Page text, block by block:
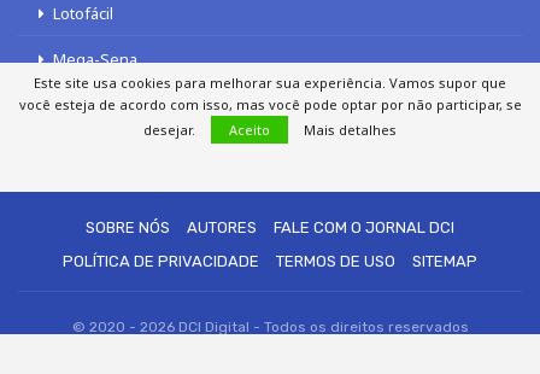
Lotofácil
Mega-Sena
Tele sena
SOBRE NÓS AUTORES
FALE COM O JORNAL DCI
POLÍTICA DE PRIVACIDADE
TERMOS DE USO SITEMAP
© 2020 - 2026 DCI Digital - Todos os direitos reservados
Este site usa cookies para melhorar sua experiência. Vamos supor que
você esteja de acordo com isso, mas você pode optar por não participar, se
desejar.
Aceito Mais detalhes